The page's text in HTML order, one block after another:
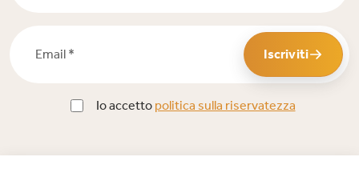
Iscriviti
Io accetto politica sulla riservatezza